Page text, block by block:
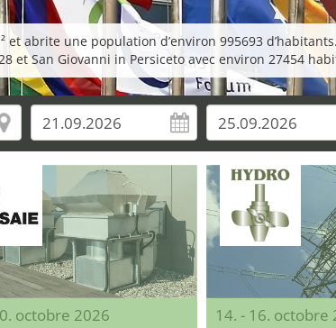
et abrite une population d’environ 995693
et San Giovanni in Persiceto avec environ 27454
octobre 2026 14. - 16. octobre